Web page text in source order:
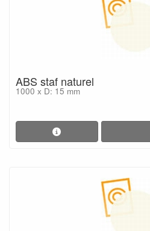
ABS staf naturel
1000 x D: 15 mm